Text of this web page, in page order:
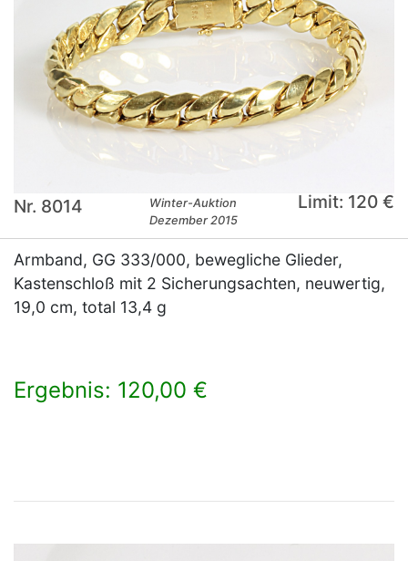
Nr. 8014
Winter-Auktion
Dezember 2015
Limit: 120 €
Armband, GG 333/000, bewegliche Glieder,
Kastenschloß mit 2 Sicherungsachten, neuwertig,
19,0 cm, total 13,4 g
Ergebnis: 120,00 €